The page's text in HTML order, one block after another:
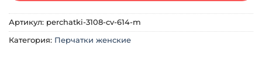
Артикул: perchatki-3108-cv-614-m
Категория: Перчатки женские